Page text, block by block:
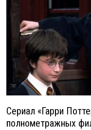
Сериал «Гарри
полнометражных